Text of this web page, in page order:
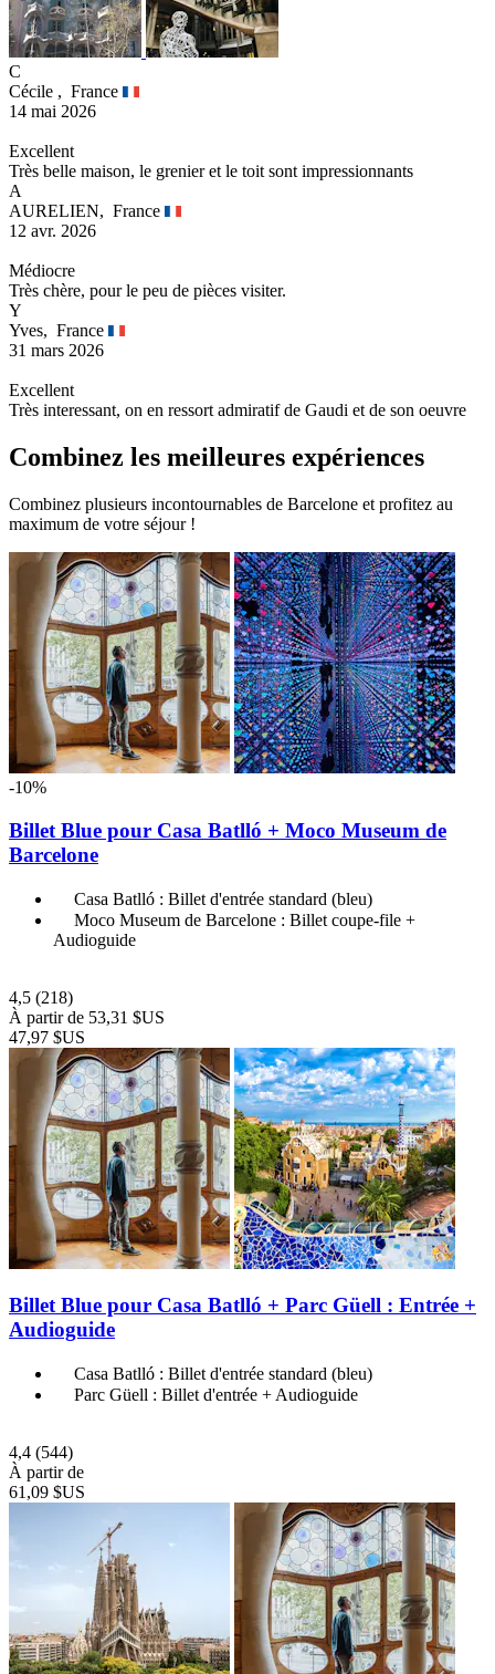
C
Cécile , France
14 mai 2026
Excellent
Très belle maison, le grenier et le toit sont impressionnants
A
AURELIEN, France
12 avr. 2026
Médiocre
Très chère, pour le peu de pièces visiter.
Y
Yves, France
31 mars 2026
Excellent
Très interessant, on en ressort admiratif de Gaudi et de son oeuvre
Combinez les meilleures expériences
Combinez plusieurs incontournables de Barcelone et profitez au
maximum de votre séjour !
-10%
Billet Blue pour Casa Batlló + Moco Museum de
Barcelone
Casa Batlló : Billet d'entrée standard (bleu)
Moco Museum de Barcelone : Billet coupe-file +
Audioguide
4,5 (218)
À partir de 53,31 $US
47,97 $US
Billet Blue pour Casa Batlló + Parc Güell : Entrée +
Audioguide
Casa Batlló : Billet d'entrée standard (bleu)
Parc Güell : Billet d'entrée + Audioguide
4,4 (544)
À partir de
61,09 $US